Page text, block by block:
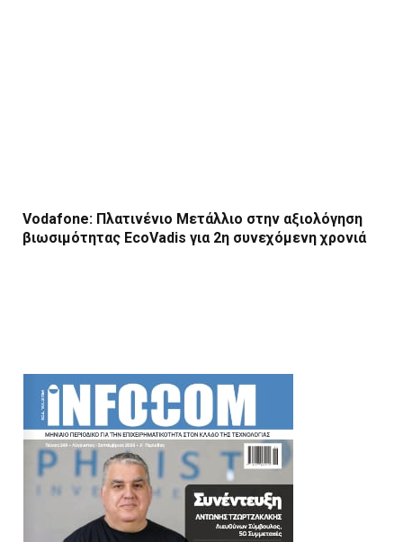
Vodafone: Πλατινένιο Μετάλλιο στην αξιολόγηση
βιωσιμότητας EcoVadis για 2η συνεχόμενη χρονιά